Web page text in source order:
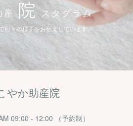
産院 スタグラム
日々の様子をお伝えしています／
やか助産院
09:00 - 12:00 （予約制）